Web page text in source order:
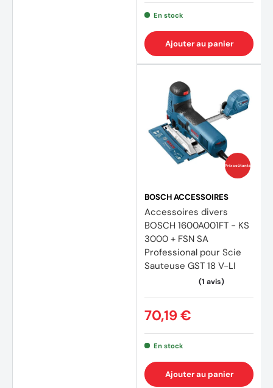
En stock
Ajouter au panier
Prix coûtants
BOSCH ACCESSOIRES
Accessoires divers
BOSCH 1600A001FT - KS
3000 + FSN SA
Professional pour Scie
Sauteuse GST 18 V-LI
70,19 €
En stock
Ajouter au panier